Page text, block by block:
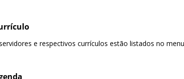
e respectivos currículos estão listados no menu